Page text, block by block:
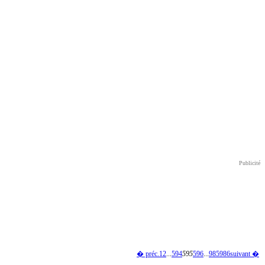
Publicité
� préc.12...594595596...985986suivant �